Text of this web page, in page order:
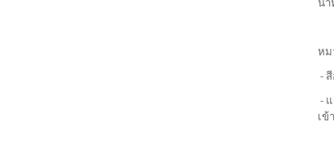
หม
-
-
เข้